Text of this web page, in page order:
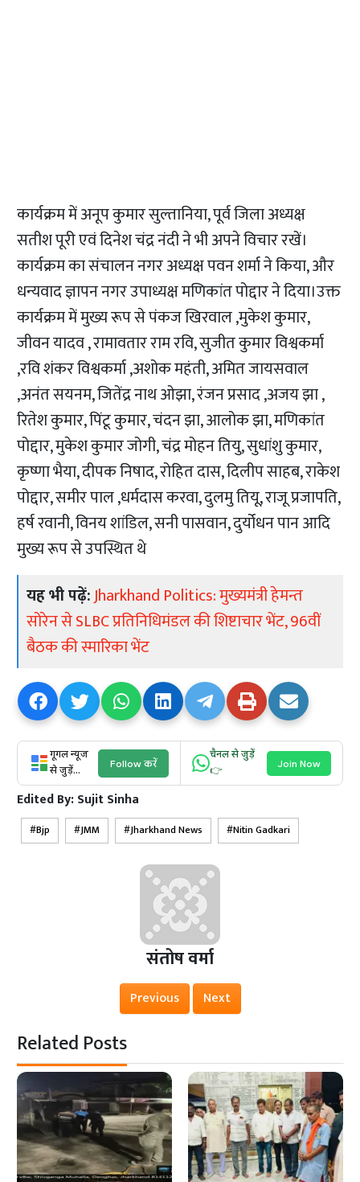
कार्यक्रम में अनूप कुमार सुल्तानिया, पूर्व जिला अध्यक्ष
सतीश पूरी एवं दिनेश चंद्र नंदी ने भी अपने विचार रखें।
कार्यक्रम का संचालन नगर अध्यक्ष पवन शर्मा ने किया, और
धन्यवाद ज्ञापन नगर उपाध्यक्ष मणिकांत पोद्दार ने दिया।उक्त
कार्यक्रम में मुख्य रूप से पंकज खिरवाल ,मुकेश कुमार,
जीवन यादव , रामावतार राम रवि, सुजीत कुमार विश्वकर्मा
,रवि शंकर विश्वकर्मा ,अशोक महंती, अमित जायसवाल
,अनंत सयनम, जितेंद्र नाथ ओझा, रंजन प्रसाद ,अजय झा ,
रितेश कुमार, पिंटू कुमार, चंदन झा, आलोक झा, मणिकांत
पोद्दार, मुकेश कुमार जोगी, चंद्र मोहन तियु, सुधांशु कुमार,
कृष्णा भैया, दीपक निषाद, रोहित दास, दिलीप साहब, राकेश
पोद्दार, समीर पाल ,धर्मदास करवा, दुलमु तियू, राजू प्रजापति,
हर्ष रवानी, विनय शांडिल, सनी पासवान, दुर्योधन पान आदि
मुख्य रूप से उपस्थित थे
यह भी पढ़ें:Jharkhand Politics: मुख्यमंत्री हेमन्त
सोरेन से SLBC प्रतिनिधिमंडल की शिष्टाचार भेंट, 96वीं
बैठक की स्मारिका भेंट
गूगल न्यूज
से जुड़ें...
Follow करें
चैनल से जुड़ें
👉
Join Now
Edited By:Sujit Sinha
Bjp JMM Jharkhand News Nitin Gadkari
संतोष वर्मा
Previous Next
Related Posts